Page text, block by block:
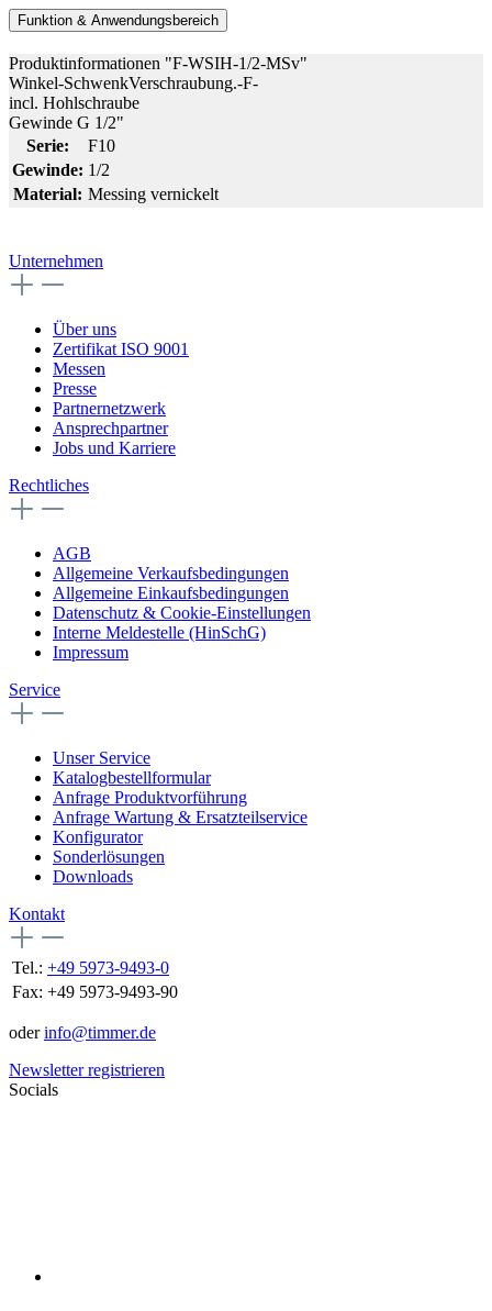
Funktion & Anwendungsbereich
Produktinformationen "F-WSIH-1/2-MSv"
Winkel-SchwenkVerschraubung.-F-
incl. Hohlschraube
Gewinde G 1/2"
Serie:
F10
Gewinde: 1/2
Material: Messing vernickelt
Unternehmen
Über uns
Zertifikat ISO 9001
Messen
Presse
Partnernetzwerk
Ansprechpartner
Jobs und Karriere
Rechtliches
AGB
Allgemeine Verkaufsbedingungen
Allgemeine Einkaufsbedingungen
Datenschutz & Cookie-Einstellungen
Interne Meldestelle (HinSchG)
Impressum
Service
Unser Service
Katalogbestellformular
Anfrage Produktvorführung
Anfrage Wartung & Ersatzteilservice
Konfigurator
Sonderlösungen
Downloads
Kontakt
Tel.: +49 5973-9493-0
Fax: +49 5973-9493-90
oderinfo@timmer.de
Newsletter registrieren
Socials